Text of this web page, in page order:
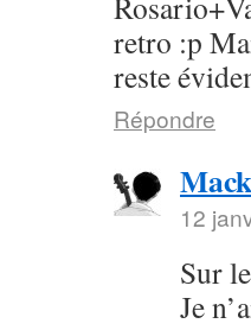
retro :p
reste
Répondre
12
Sur
Je